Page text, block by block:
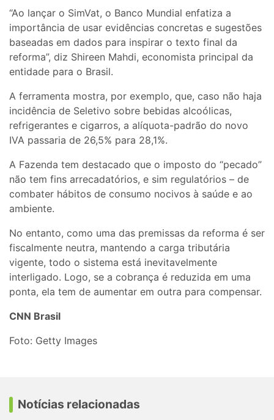
“Ao lançar o SimVat, o Banco Mundial enfatiza a
importância de usar evidências concretas e sugestões
baseadas em dados para inspirar o texto final da
reforma”, diz Shireen Mahdi, economista principal da
entidade para o Brasil.
A ferramenta mostra, por exemplo, que, caso não haja
incidência de Seletivo sobre bebidas alcoólicas,
refrigerantes e cigarros, a alíquota-padrão do novo
IVA passaria de 26,5% para 28,1%.
A Fazenda tem destacado que o imposto do “pecado”
não tem fins arrecadatórios, e sim regulatórios – de
combater hábitos de consumo nocivos à saúde e ao
ambiente.
No entanto, como uma das premissas da reforma é ser
fiscalmente neutra, mantendo a carga tributária
vigente, todo o sistema está inevitavelmente
interligado. Logo, se a cobrança é reduzida em uma
ponta, ela tem de aumentar em outra para compensar.
CNN Brasil
Foto: Getty Images
Notícias relacionadas